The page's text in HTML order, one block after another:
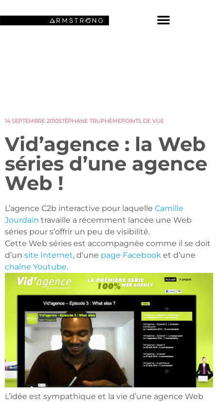
14 SEPTEMBRE 2010STÉPHANE TRUPHÈMEPOINTS DE VUE
Vid’agence : la Web
séries d’une agence
Web !
L’agence C2b interactive pour laquelle Camille
Jourdain travaille a récemment lancée une Web
séries pour s’offrir un peu de visibilité.
Cette Web séries est accompagnée comme il se doit
d’un site Internet, d’une page Facebook et d’une
chaîne Youtube.
L’idée est sympathique et la vie d’une agence Web